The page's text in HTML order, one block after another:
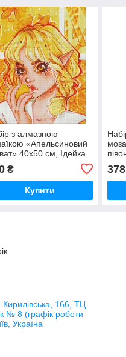
з алмазною
«Апельсиновий
40х50 см, Ідейка
₴
Купити
378
Кирилівська, 166, ТЦ
№ 8 (графік роботи
Україна